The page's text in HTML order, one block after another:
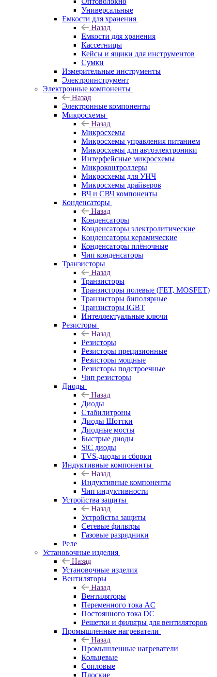
Универсальные
Емкости для хранения
Назад
Емкости для хранения
Кассетницы
Кейсы и ящики для инструментов
Сумки
Измерительные инструменты
Электроинструмент
Электронные компоненты
Назад
Электронные компоненты
Микросхемы
Назад
Микросхемы
Микросхемы управления питанием
Микросхемы для автоэлектроники
Интерфейсные микросхемы
Микроконтроллеры
Микросхемы для УНЧ
Микросхемы драйверов
ВЧ и СВЧ компоненты
Конденсаторы
Назад
Конденсаторы
Конденсаторы электролитические
Конденсаторы керамические
Конденсаторы плёночные
Чип конденсаторы
Транзисторы
Назад
Транзисторы
Транзисторы полевые (FET, MOSFET)
Транзисторы биполярные
Транзисторы IGBT
Интеллектуальные ключи
Резисторы
Назад
Резисторы
Резисторы прецизионные
Резисторы мощные
Резисторы подстроечные
Чип резисторы
Диоды
Назад
Диоды
Стабилитроны
Диоды Шоттки
Диодные мосты
Быстрые диоды
SiC диоды
TVS-диоды и сборки
Индуктивные компоненты
Назад
Индуктивные компоненты
Чип индуктивности
Устройства защиты
Назад
Устройства защиты
Сетевые фильтры
Газовые разрядники
Реле
Установочные изделия
Назад
Установочные изделия
Вентиляторы
Назад
Вентиляторы
Переменного тока AC
Постоянного тока DC
Решетки и фильтры для вентиляторов
Промышленные нагреватели
Назад
Промышленные нагреватели
Кольцевые
Сопловые
Плоские